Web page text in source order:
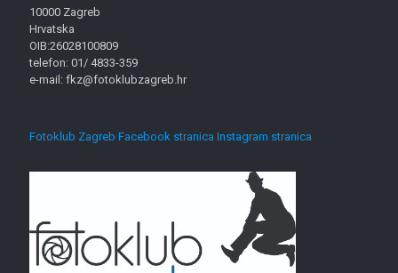
10000 Zagreb
Hrvatska
OIB:26028100809
telefon: 01/ 4833-359
e-mail: fkz@fotoklubzagreb.hr
Fotoklub Zagreb Facebook stranica Instagram stranica